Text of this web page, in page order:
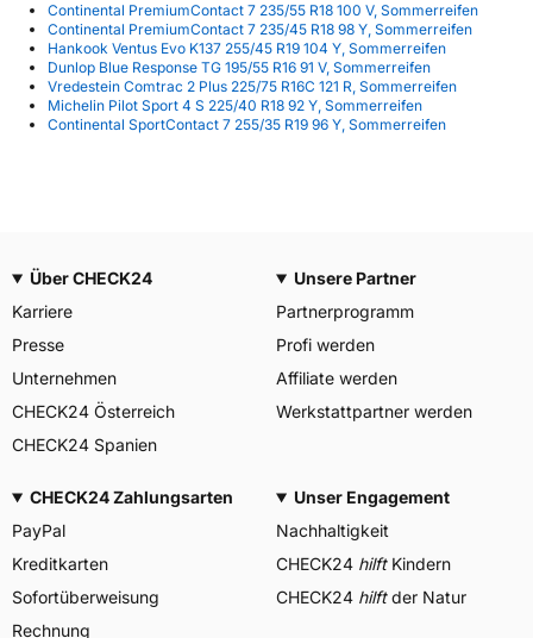
Continental PremiumContact 7 235/55 R18 100 V, Sommerreifen
Continental PremiumContact 7 235/45 R18 98 Y, Sommerreifen
Hankook Ventus Evo K137 255/45 R19 104 Y, Sommerreifen
Dunlop Blue Response TG 195/55 R16 91 V, Sommerreifen
Vredestein Comtrac 2 Plus 225/75 R16C 121 R, Sommerreifen
Michelin Pilot Sport 4 S 225/40 R18 92 Y, Sommerreifen
Continental SportContact 7 255/35 R19 96 Y, Sommerreifen
Über CHECK24
Karriere
Presse
Unternehmen
CHECK24 Österreich
CHECK24 Spanien
Unsere Partner
Partnerprogramm
Profi werden
Affiliate werden
Werkstattpartner werden
CHECK24 Zahlungsarten
PayPal
Kreditkarten
Sofortüberweisung
Rechnung
Unser Engagement
Nachhaltigkeit
CHECK24 hilftKindern
CHECK24 hilftder Natur